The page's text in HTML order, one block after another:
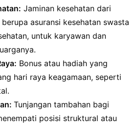
Jaminan kesehatan dari
asuransi kesehatan swasta
untuk karyawan dan
Bonus atau hadiah yang
hari raya keagamaan, seperti
Tunjangan tambahan bagi
posisi struktural atau